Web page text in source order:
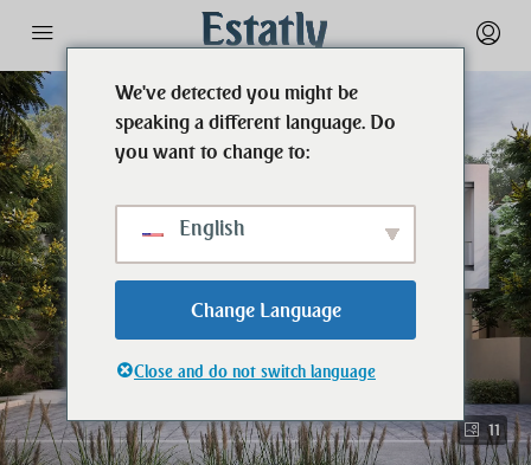
11
We've detected you might be
speaking a different language. Do
you want to change to:
English
Change Language
Close and do not switch language